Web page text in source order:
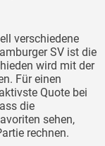
verschiedene
SV ist die
wird mit der
Für einen
Quote bei
die
sehen,
rechnen.